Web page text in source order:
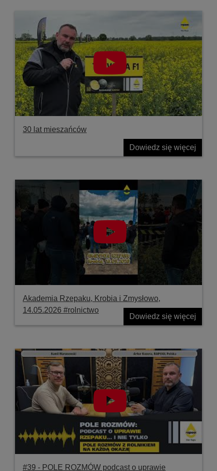
30 lat mieszańców
Dowiedz się więcej
Akademia Rzepaku, Krobia i Zmysłowo,
14.05.2026 #rolnictwo
Dowiedz się więcej
#39 ‐ POLE ROZMÓW podcast o uprawie